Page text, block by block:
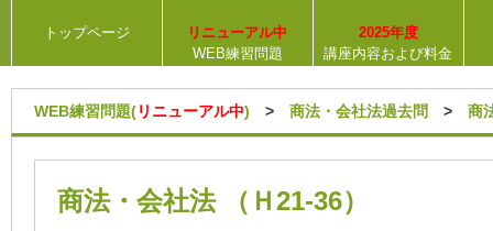
トップページ
リニューアル中
WEB練習問題
2025年度
講座内容および料金
WEB練習問題(リニューアル中) > 商法・会社法過去問 > 商
商法・会社法 （Ｈ21-36）